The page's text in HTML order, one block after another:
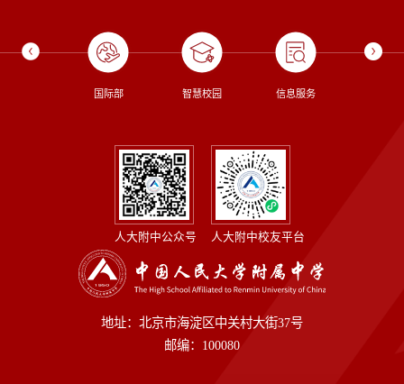
国际部 智慧校园 信息服务
人大附中公众号 人大附中校友平台
地址：北京市海淀区中关村大街37号
邮编：100080